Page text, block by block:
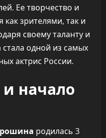
Ее творчество и
зрителями, так и
своему таланту и
одной из самых
актрис России.
начало
родилась 3